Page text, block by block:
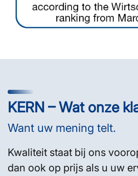
KERN – Wat onze
Want uw mening telt.
Kwaliteit staat bij ons
dan ook op prijs als u uw